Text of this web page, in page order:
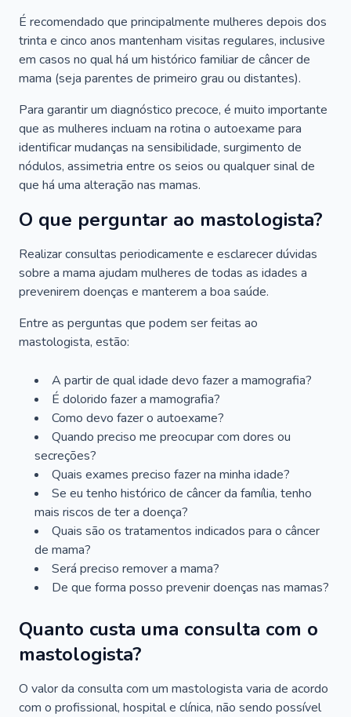
É recomendado que principalmente mulheres depois dos
trinta e cinco anos mantenham visitas regulares, inclusive
em casos no qual há um histórico familiar de câncer de
mama (seja parentes de primeiro grau ou distantes).
Para garantir um diagnóstico precoce, é muito importante
que as mulheres incluam na rotina o autoexame para
identificar mudanças na sensibilidade, surgimento de
nódulos, assimetria entre os seios ou qualquer sinal de
que há uma alteração nas mamas.
O que perguntar ao mastologista?
Realizar consultas periodicamente e esclarecer dúvidas
sobre a mama ajudam mulheres de todas as idades a
prevenirem doenças e manterem a boa saúde.
Entre as perguntas que podem ser feitas ao
mastologista, estão:
A partir de qual idade devo fazer a mamografia?
É dolorido fazer a mamografia?
Como devo fazer o autoexame?
Quando preciso me preocupar com dores ou
secreções?
Quais exames preciso fazer na minha idade?
Se eu tenho histórico de câncer da família, tenho
mais riscos de ter a doença?
Quais são os tratamentos indicados para o câncer
de mama?
Será preciso remover a mama?
De que forma posso prevenir doenças nas mamas?
Quanto custa uma consulta com o
mastologista?
O valor da consulta com um mastologista varia de acordo
com o profissional, hospital e clínica, não sendo possível